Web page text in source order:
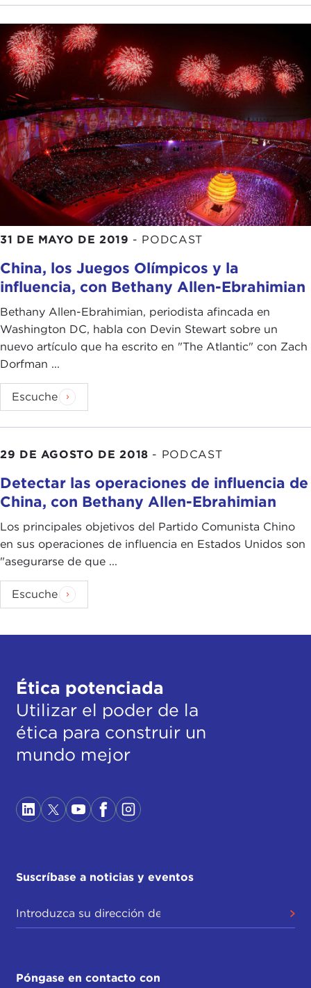
31 DE MAYO DE 2019 - PODCAST
China, los Juegos Olímpicos y la
influencia, con Bethany Allen-Ebrahimian
Bethany Allen-Ebrahimian, periodista afincada en
Washington DC, habla con Devin Stewart sobre un
nuevo artículo que ha escrito en "The Atlantic" con Zach
Dorfman ...
Escuche
29 DE AGOSTO DE 2018 - PODCAST
Detectar las operaciones de influencia de
China, con Bethany Allen-Ebrahimian
Los principales objetivos del Partido Comunista Chino
en sus operaciones de influencia en Estados Unidos son
"asegurarse de que ...
Escuche
Ética potenciada
Utilizar el poder de la
ética para construir un
mundo mejor
Suscríbase a noticias y eventos
Póngase en contacto con